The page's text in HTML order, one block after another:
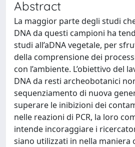
Abstract
La maggior parte degli studi
DNA da questi campioni ha
studi all’aDNA vegetale, per
della comprensione dei
con l’ambiente. L’obiettivo del
DNA da resti archeobotanici
sequenziamento di nuova
superare le inibizioni dei
nelle reazioni di PCR, la loro
intende incoraggiare i
siano utilizzati in nella maniera